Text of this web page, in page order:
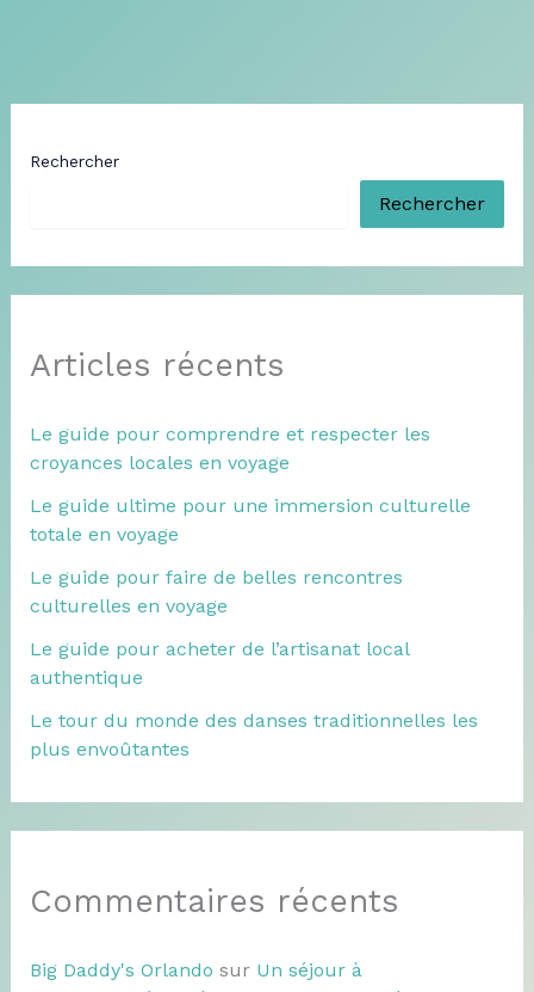
Rechercher
Rechercher
Articles récents
Le guide pour comprendre et respecter les
croyances locales en voyage
Le guide ultime pour une immersion culturelle
totale en voyage
Le guide pour faire de belles rencontres
culturelles en voyage
Le guide pour acheter de l’artisanat local
authentique
Le tour du monde des danses traditionnelles les
plus envoûtantes
Commentaires récents
Big Daddy's Orlando sur Un séjour à